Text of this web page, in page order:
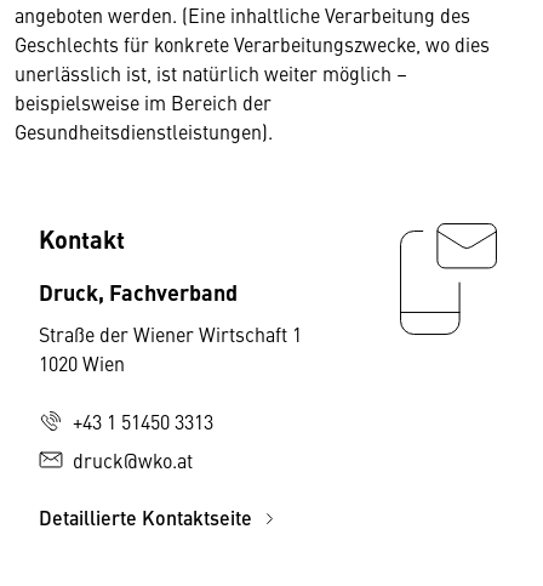
angeboten werden. (Eine inhaltliche Verarbeitung des
Geschlechts für konkrete Verarbeitungszwecke, wo dies
unerlässlich ist, ist natürlich weiter möglich –
beispielsweise im Bereich der
Gesundheitsdienstleistungen).
Kontakt
Druck, Fachverband
Straße der Wiener Wirtschaft 1
1020 Wien
+43 1 51450 3313
druck@wko.at
Detaillierte Kontaktseite